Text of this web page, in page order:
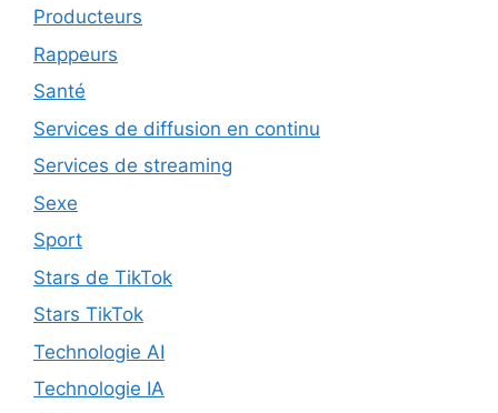
Producteurs
Rappeurs
Santé
Services de diffusion en continu
Services de streaming
Sexe
Sport
Stars de TikTok
Stars TikTok
Technologie AI
Technologie IA